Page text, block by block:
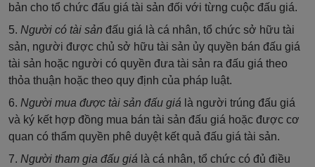
bản cho tổ chức đấu giá tài sản đối với từng cuộc đấu giá.
5. Người có tài sản đấu giá là cá nhân, tổ chức sở hữu tài
sản, người được chủ sở hữu tài sản ủy quyền bán đấu giá
tài sản hoặc người có quyền đưa tài sản ra đấu giá theo
thỏa thuận hoặc theo quy định của pháp luật.
6. Người mua được tài sản đấu giá là người trúng đấu giá
và ký kết hợp đồng mua bán tài sản đấu giá hoặc được cơ
quan có thẩm quyền phê duyệt kết quả đấu giá tài sản.
7. Người tham gia đấu giá là cá nhân, tổ chức có đủ điều